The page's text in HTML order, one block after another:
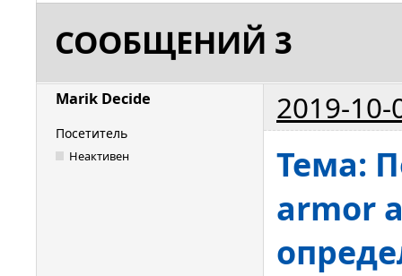
СООБЩЕНИЙ 3
Marik Decide 2019-10-
Посетитель
Неактивен
Тема:
armor